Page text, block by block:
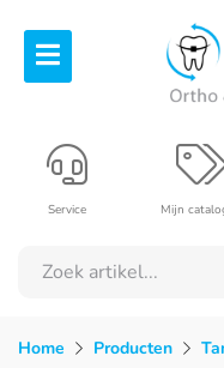
Mijn
Service
Home Producten